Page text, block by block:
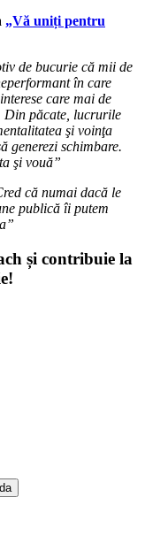
„Vă uniți pentru
de bucurie că mii de
în care
care mai de
Din păcate, lucrurile
şi voinţa
generezi schimbare.
şi vouă”
că numai dacă le
publică îi putem
și contribuie la